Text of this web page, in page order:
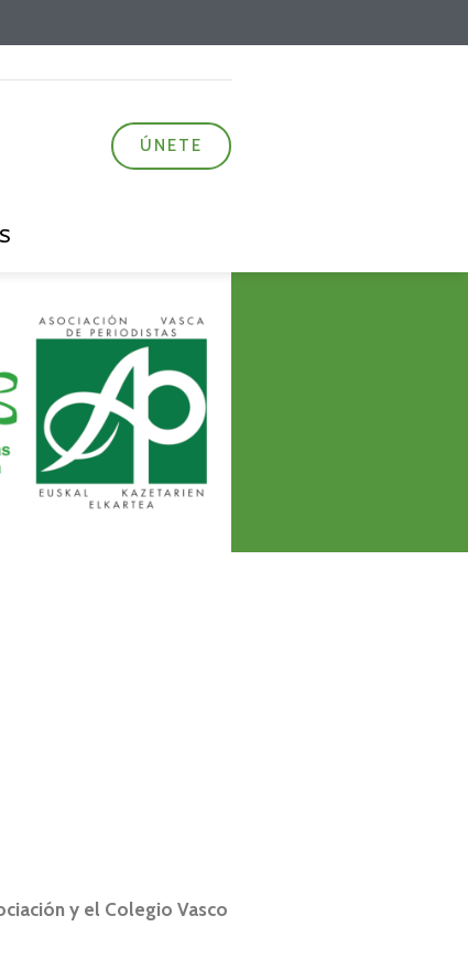
ÚNETE
y el Colegio Vasco